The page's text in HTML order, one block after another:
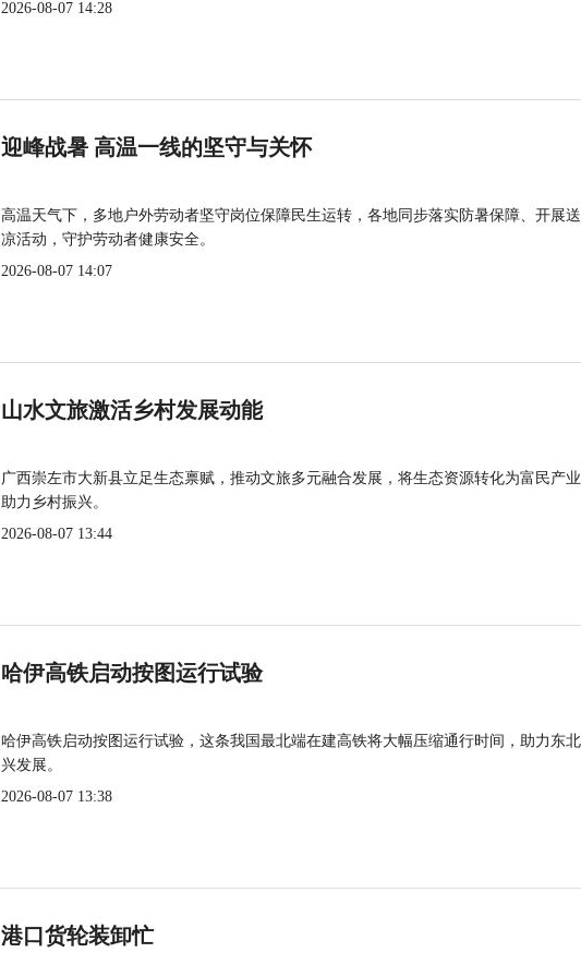
2026-08-07 14:28
迎峰战暑 高温一线的坚守与关怀
高温天气下，多地户外劳动者坚守岗位保障民生运转，各地同步落实防暑保障、开展
凉活动，守护劳动者健康安全。
2026-08-07 14:07
山水文旅激活乡村发展动能
广西崇左市大新县立足生态禀赋，推动文旅多元融合发展，将生态资源转化为富民产
助力乡村振兴。
2026-08-07 13:44
哈伊高铁启动按图运行试验
哈伊高铁启动按图运行试验，这条我国最北端在建高铁将大幅压缩通行时间，助力东
兴发展。
2026-08-07 13:38
港口货轮装卸忙